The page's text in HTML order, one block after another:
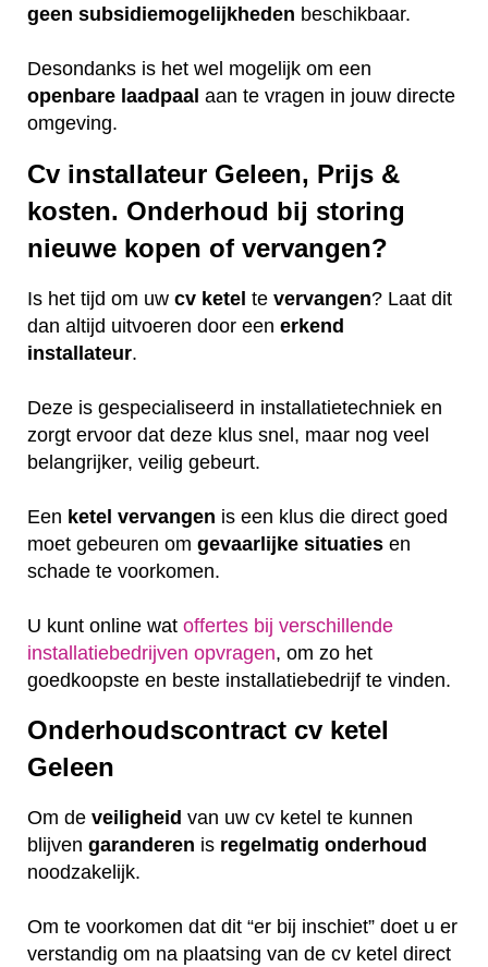
geen subsidiemogelijkheden beschikbaar.
Desondanks is het wel mogelijk om een
openbare laadpaal aan te vragen in jouw directe
omgeving.
Cv installateur Geleen, Prijs &
kosten. Onderhoud bij storing
nieuwe kopen of vervangen?
Is het tijd om uw cv ketel te vervangen? Laat dit
dan altijd uitvoeren door een erkend
installateur.
Deze is gespecialiseerd in installatietechniek en
zorgt ervoor dat deze klus snel, maar nog veel
belangrijker, veilig gebeurt.
Een ketel vervangen is een klus die direct goed
moet gebeuren om gevaarlijke situaties en
schade te voorkomen.
U kunt online wat offertes bij verschillende
installatiebedrijven opvragen, om zo het
goedkoopste en beste installatiebedrijf te vinden.
Onderhoudscontract cv ketel
Geleen
Om de veiligheid van uw cv ketel te kunnen
blijven garanderen is regelmatig onderhoud
noodzakelijk.
Om te voorkomen dat dit “er bij inschiet” doet u er
verstandig om na plaatsing van de cv ketel direct